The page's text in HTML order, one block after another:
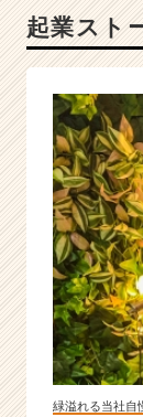
起業スト
緑溢れる当社自